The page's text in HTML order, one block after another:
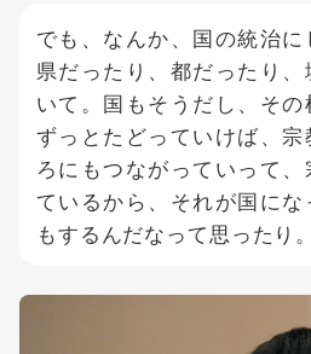
でも、なんか、国の統治
県だったり、都だったり、
いて。国もそうだし、その
ずっとたどっていけば、宗
ろにもつながっていって
ているから、それが国にな
もするんだなって思ったり。